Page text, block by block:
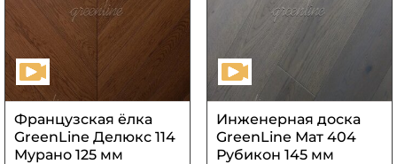
Французская ёлка
GreenLine Делюкс 114
Мурано 125 мм
Инженерная доска
GreenLine Мат 404
Рубикон 145 мм